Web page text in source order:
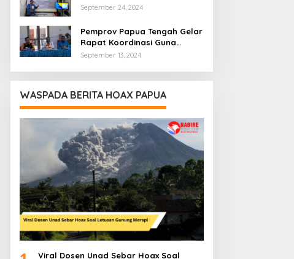
September 24, 2024
Pemprov Papua Tengah Gelar
Rapat Koordinasi Guna
Optimalkan Pengelolaan
September 13, 2024
WASPADA BERITA HOAX PAPUA
Viral Dosen Unad Sebar Hoax Soal